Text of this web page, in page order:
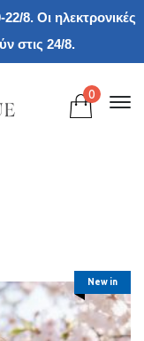
8. Οι ηλεκτρονικές
στις 24/8.
0
New in